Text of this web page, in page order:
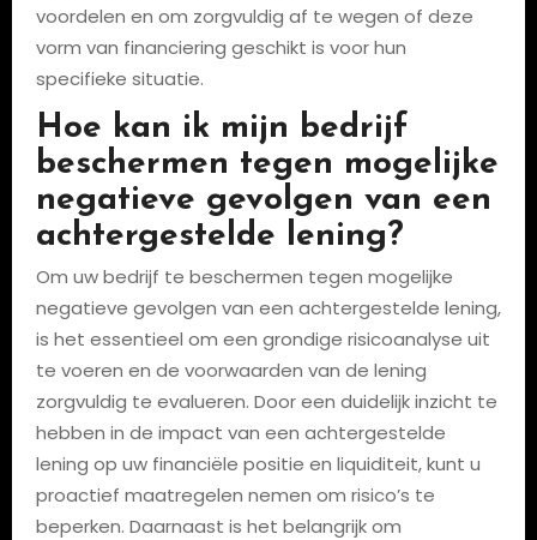
voordelen en om zorgvuldig af te wegen of deze
vorm van financiering geschikt is voor hun
specifieke situatie.
Hoe kan ik mijn bedrijf
beschermen tegen mogelijke
negatieve gevolgen van een
achtergestelde lening?
Om uw bedrijf te beschermen tegen mogelijke
negatieve gevolgen van een achtergestelde lening,
is het essentieel om een grondige risicoanalyse uit
te voeren en de voorwaarden van de lening
zorgvuldig te evalueren. Door een duidelijk inzicht te
hebben in de impact van een achtergestelde
lening op uw financiële positie en liquiditeit, kunt u
proactief maatregelen nemen om risico’s te
beperken. Daarnaast is het belangrijk om